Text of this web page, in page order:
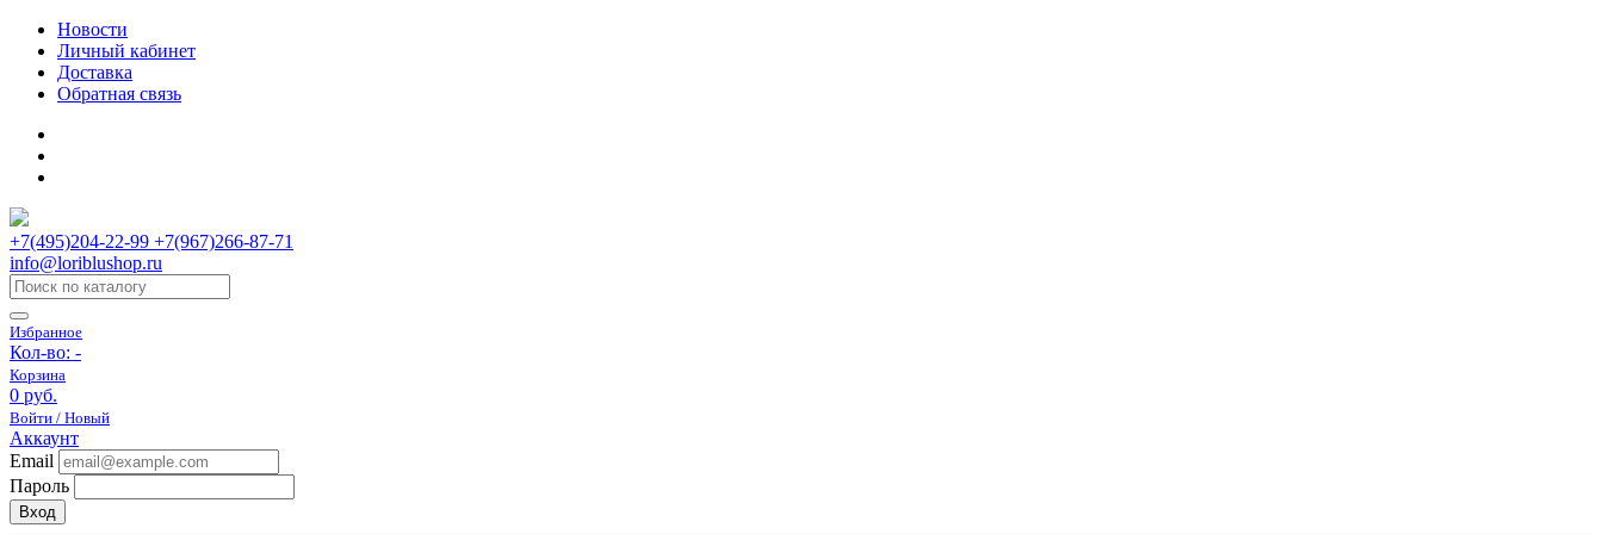
Новости
Личный кабинет
Доставка
Обратная связь
+7(495)204-22-99 +7(967)266-87-71
info@loriblushop.ru
Избранное
Кол-во: -
Корзина
0 руб.
Войти / Новый
Аккаунт
Email
Пароль
Вход